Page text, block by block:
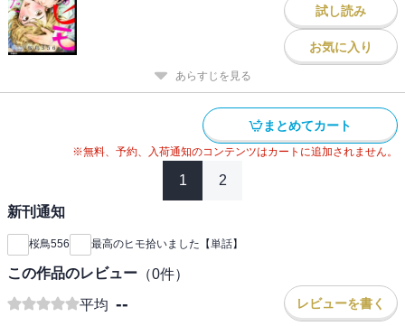
試し読み
お気に入り
あらすじを見る
まとめてカート
※無料、予約、入荷通知のコンテンツはカートに追加されません。
1 2
新刊通知
桜鳥556 最高のヒモ拾いました【単話】
この作品のレビュー （0件）
平均 -- レビューを書く